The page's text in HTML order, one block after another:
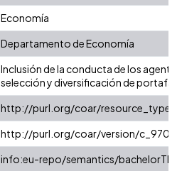
Economía
Departamento de Economía
Inclusión de la conducta de los
selección y diversificación de
http://purl.org/coar/resource_type/
http://purl.org/coar/version/
info:eu-repo/semantics/